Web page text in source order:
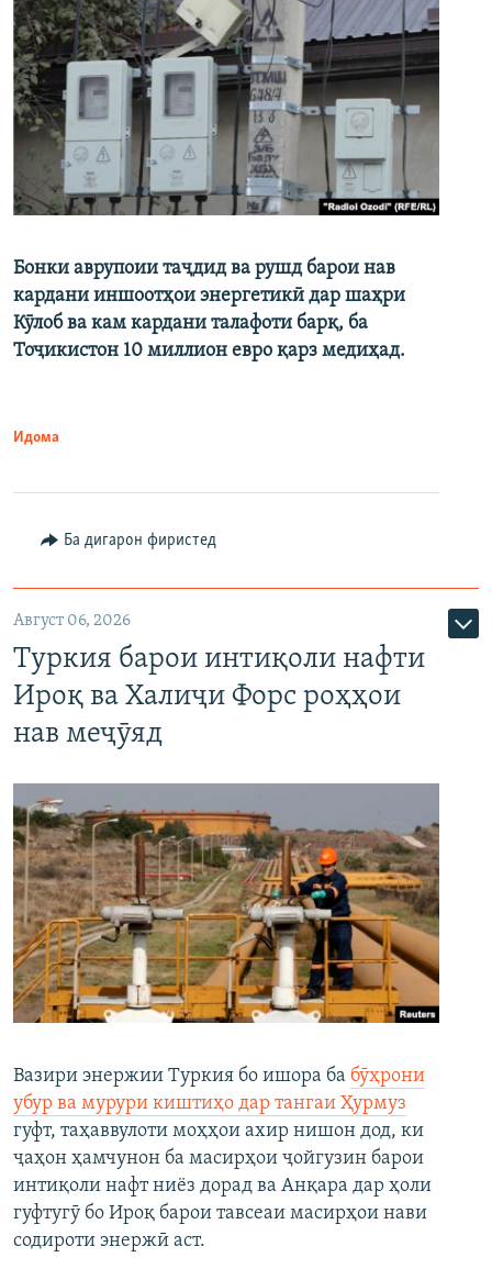
Бонки аврупоии таҷдид ва рушд барои нав
кардани иншоотҳои энергетикӣ дар шаҳри
Кӯлоб ва кам кардани талафоти барқ, ба
Тоҷикистон 10 миллион евро қарз медиҳад.
Идома
Ба дигарон фиристед
Август 06, 2026
Туркия барои интиқоли нафти
Ироқ ва Халиҷи Форс роҳҳои
нав меҷӯяд
Вазири энержии Туркия бо ишора ба бӯҳрони
убур ва мурури киштиҳо дар тангаи Ҳурмуз
гуфт, таҳаввулоти моҳҳои ахир нишон дод, ки
ҷаҳон ҳамчунон ба масирҳои ҷойгузин барои
интиқоли нафт ниёз дорад ва Анқара дар ҳоли
гуфтугӯ бо Ироқ барои тавсеаи масирҳои нави
содироти энержӣ аст.